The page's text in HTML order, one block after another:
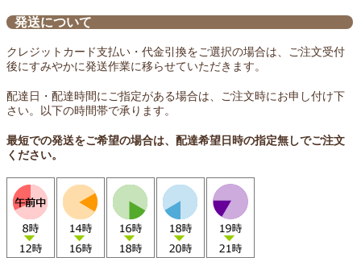
発送について
クレジットカード支払い・代金引換をご選択の場合は、ご注文受付
後にすみやかに発送作業に移らせていただきます。
配達日・配達時間にご指定がある場合は、ご注文時にお申し付け下
さい。以下の時間帯で承ります。
最短での発送をご希望の場合は、配達希望日時の指定無しでご注文
ください。